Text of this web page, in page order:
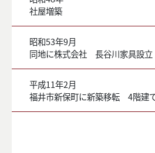
社屋増築
昭和53年9月
同地に株式会社 長谷川家具設立
平成11年2月
福井市新保町に新築移転 4階建